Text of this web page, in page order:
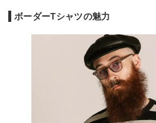
ボーダーTシャツの魅力